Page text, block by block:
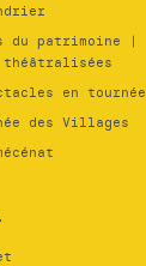
du patrimoine |
en tournée
des Villages